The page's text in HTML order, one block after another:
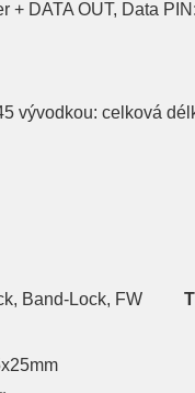
+ DATA OUT, Data
vývodkou: celková
Band-Lock, FW